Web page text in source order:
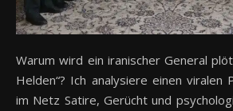
Warum wird ein iranischer General plötzlich zum „Mossad-
Helden“? Ich analysiere einen
im Netz Satire, Gerücht und